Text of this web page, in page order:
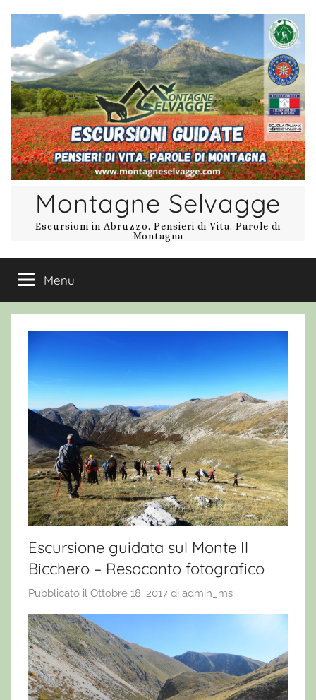
contenuto
Montagne Selvagge
Escursioni in Abruzzo. Pensieri di Vita. Parole di
Montagna
Menu
Escursione guidata sul Monte Il
Bicchero – Resoconto fotografico
Pubblicato il Ottobre 18, 2017 di admin_ms